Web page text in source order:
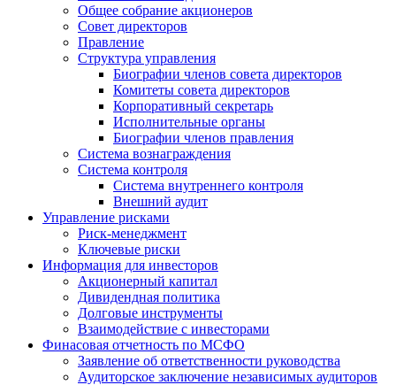
Общее собрание акционеров
Совет директоров
Правление
Структура управления
Биографии членов совета директоров
Комитеты совета директоров
Корпоративный секретарь
Исполнительные органы
Биографии членов правления
Система вознаграждения
Система контроля
Система внутреннего контроля
Внешний аудит
Управление рисками
Риск-менеджмент
Ключевые риски
Информация для инвесторов
Акционерный капитал
Дивидендная политика
Долговые инструменты
Взаимодействие с инвеcторами
Финасовая отчетность по МСФО
Заявление об ответственности руководства
Аудиторское заключение независимых аудиторов